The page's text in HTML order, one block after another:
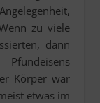
zu viele
dann
Körper war
etwas im